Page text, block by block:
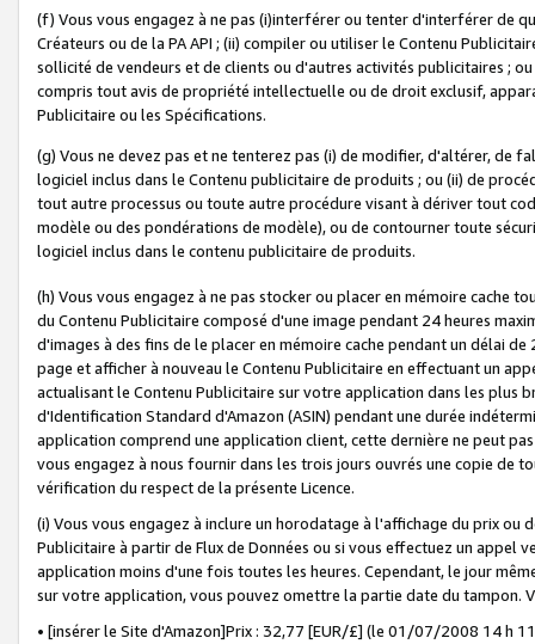
(f) Vous vous engagez à ne pas (i)interférer ou tenter d'interférer de
Créateurs ou de la PA API ; (ii) compiler ou utiliser le Contenu
sollicité de vendeurs et de clients ou d'autres activités publicitaires ;
compris tout avis de propriété intellectuelle ou de droit exclusif,
Publicitaire ou les Spécifications.
(g) Vous ne devez pas et ne tenterez pas (i) de modifier, d'altérer, de
logiciel inclus dans le Contenu publicitaire de produits ; ou (ii) de
tout autre processus ou toute autre procédure visant à dériver tout
modèle ou des pondérations de modèle), ou de contourner toute
logiciel inclus dans le contenu publicitaire de produits.
(h) Vous vous engagez à ne pas stocker ou placer en mémoire cache
du Contenu Publicitaire composé d'une image pendant 24 heures
d'images à des fins de le placer en mémoire cache pendant un délai
page et afficher à nouveau le Contenu Publicitaire en effectuant un
actualisant le Contenu Publicitaire sur votre application dans les plus
d'Identification Standard d'Amazon (ASIN) pendant une durée
application comprend une application client, cette dernière ne peut
vous engagez à nous fournir dans les trois jours ouvrés une copie de
vérification du respect de la présente Licence.
(i) Vous vous engagez à inclure un horodatage à l'affichage du prix
Publicitaire à partir de Flux de Données ou si vous effectuez un appel
application moins d'une fois toutes les heures. Cependant, le jour
sur votre application, vous pouvez omettre la partie date du tampon.
• [insérer le Site d'Amazon]Prix : 32,77 [EUR/£] (le 01/07/2008 14 h